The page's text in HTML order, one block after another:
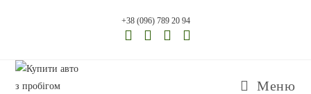
+38 (096) 789 20 94
Меню